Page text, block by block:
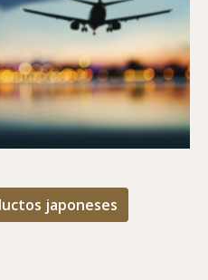
japoneses